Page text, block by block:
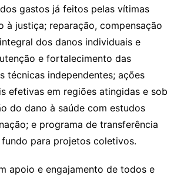
gastos já feitos pelas vítimas
à justiça; reparação, compensação
dos danos individuais e
e fortalecimento das
técnicas independentes; ações
efetivas em regiões atingidas e sob
do dano à saúde com estudos
e programa de transferência
para projetos coletivos.
apoio e engajamento de todos e